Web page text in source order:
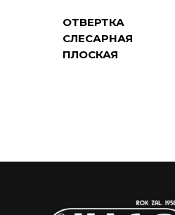
ОТВЕРТКА
СЛЕСАРНАЯ
ПЛОСКАЯ